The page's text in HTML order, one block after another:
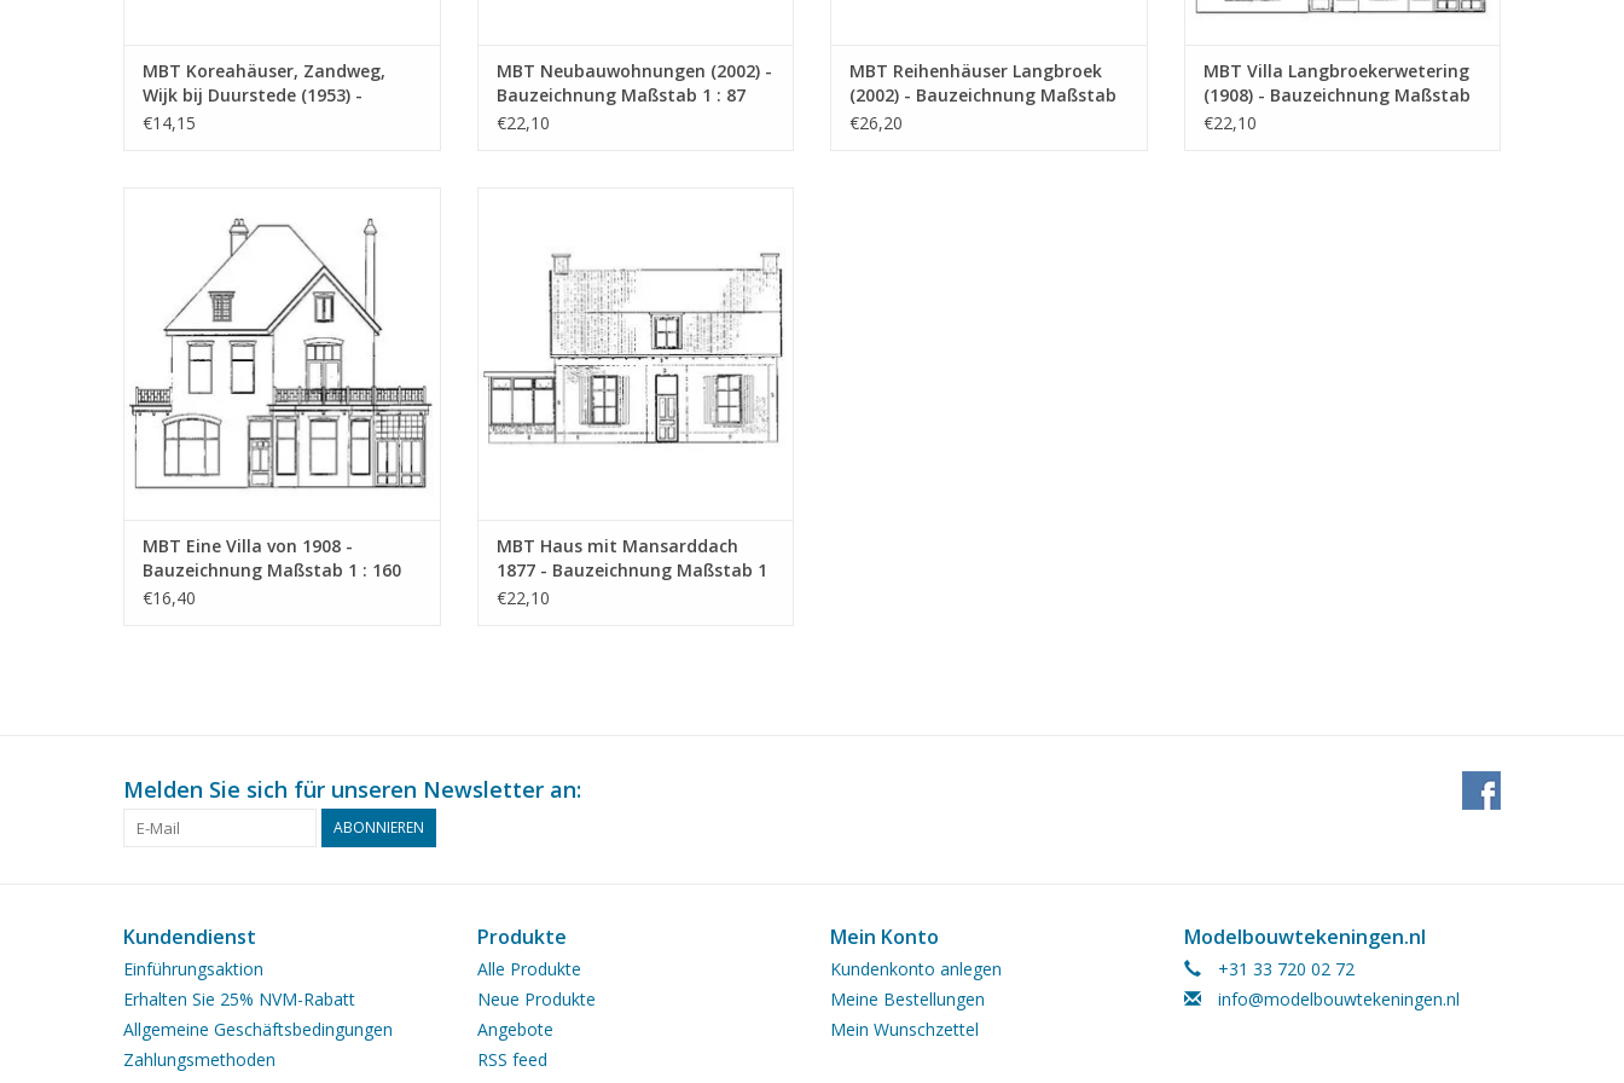
MBT Koreahäuser, Zandweg,
Wijk bij Duurstede (1953) -
Bauzeichnung Maßstab 1 : 87
€14,15
MBT Neubauwohnungen (2002) -
Bauzeichnung Maßstab 1 : 87
(30.03.005)
€22,10
MBT Reihenhäuser Langbroek
(2002) - Bauzeichnung Maßstab
1 : 87 (30.03.006)
€26,20
MBT Villa Langbroekerwetering
(1908) - Bauzeichnung Maßstab
1 : 87 (30.03.007)
€22,10
Maßstab 1 : 160 (30.03.007/A)
ZUM WARENKORB HINZUFÜGEN
MBT Eine Villa von 1908 -
Bauzeichnung Maßstab 1 : 160
(30.03.007/A)
€16,40
ZUM WARENKORB HINZUFÜGEN
MBT Haus mit Mansarddach
1877 - Bauzeichnung Maßstab 1
: 87 (30.03.008)
€22,10
Melden Sie sich für unseren Newsletter an:
ABONNIEREN
Kundendienst
Einführungsaktion
Erhalten Sie 25% NVM-Rabatt
Allgemeine Geschäftsbedingungen
Zahlungsmethoden
Produkte
Alle Produkte
Neue Produkte
Angebote
RSS feed
Mein Konto
Kundenkonto anlegen
Meine Bestellungen
Mein Wunschzettel
Modelbouwtekeningen.nl
+31 33 720 02 72
info@modelbouwtekeningen.nl